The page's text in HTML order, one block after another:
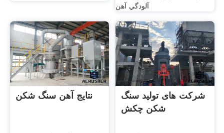
آلودگي آهن
نتایج آهن سنگ شکن
شرکت های تولید سنگ
شکن چکش